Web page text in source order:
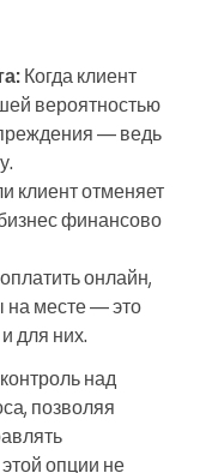
Когда клиент
вероятностью
— ведь
клиент отменяет
финансово
онлайн,
на месте — это
для них.
над
позволяя
опции не